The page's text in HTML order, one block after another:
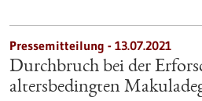
Pressemitteilung - 13.07.2021
Durchbruch bei der
altersbedingten